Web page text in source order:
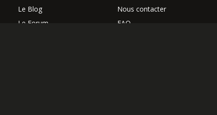
Le Blog
Le Forum
Nous contacter
FAQ